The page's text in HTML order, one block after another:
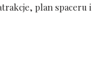
plan spaceru i